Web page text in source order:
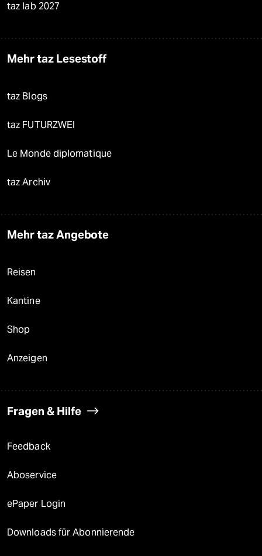
taz lab 2027
Mehr taz Lesestoff
taz Blogs
taz FUTURZWEI
Le Monde diplomatique
taz Archiv
Mehr taz Angebote
Reisen
Kantine
Shop
Anzeigen
Fragen & Hilfe
Feedback
Aboservice
ePaper Login
Downloads für Abonnierende